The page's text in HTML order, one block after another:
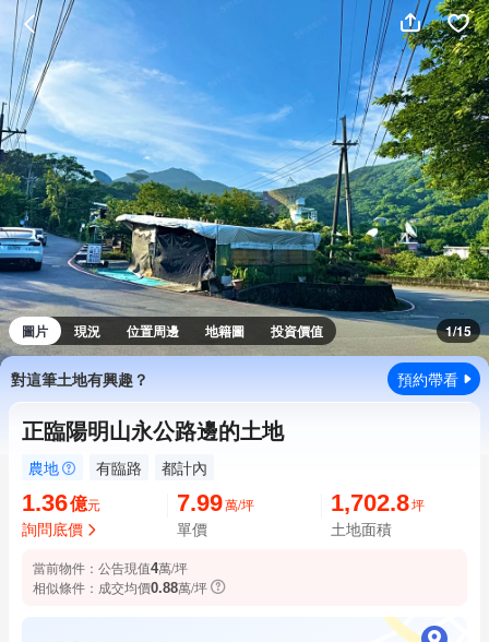
圖片 現況 位置周邊 地籍圖 投資價值 1/15
對這筆土地有興趣？ 預約帶看
正臨陽明山永公路邊的土地
農地 有臨路 都計內
1.36億元
詢問底價
7.99萬/坪
單價
1,702.8坪
土地面積
當前物件： 公告現值4萬/坪
相似條件： 成交均價0.88萬/坪